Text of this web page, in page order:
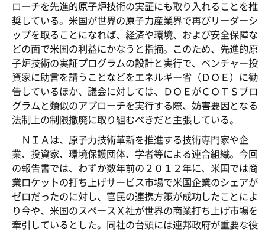
ローチを先進的原子炉技術の実証にも取り入れることを推
奨している。米国が世界の原子力産業界で再びリーダーシ
ップを取ることになれば、経済や環境、および安全保障な
どの面で米国の利益にかなうと指摘。このため、先進的原
子炉技術の実証プログラムの設計と実行で、ベンチャー投
資家に助言を請うことなどをエネルギー省（ＤＯＥ）に勧
告しているほか、議会に対しては、ＤＯＥがＣＯＴＳプロ
グラムと類似のアプローチを実行する際、妨害要因となる
法制上の制限撤廃に取り組むべきだと主張している。
ＮＩＡは、原子力技術革新を推進する技術専門家や企
業、投資家、環境保護団体、学者等による連合組織。今回
の報告書では、わずか数年前の２０１２年に、米国では商
業ロケットの打ち上げサービス市場で米国企業のシェアが
ゼロだったのに対し、官民の連携方策が成功したことによ
り今や、米国のスペースＸ社が世界の商業打ち上げ市場を
牽引しているとした。同社の台頭には連邦政府が重要な役